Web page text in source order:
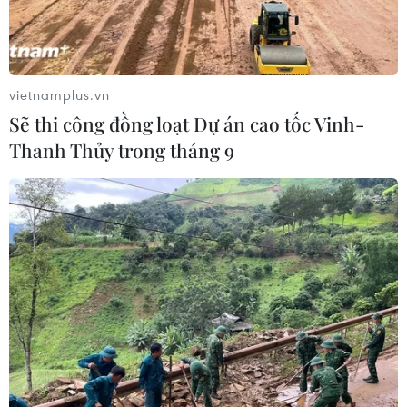
Hệ thống tên lửa tầm xa S-400 Triumph của Nga. (Nguồn:
AFP/TTXVN)
Ngày 29/8, Bộ Quốc phòng Mỹ cho biết
Washington sẽ thảo luận với Ấn Độ ở “cấp cao
nhất” về khả năng Ấn Độ mua hệ thống phòng
không S-400 của Nga.
Phát biểu tại một hội nghị của Quỹ Carnegie
vietnamplus.vn
Sẽ thi công đồng loạt Dự án cao tốc Vinh-
Thanh Thủy trong tháng 9